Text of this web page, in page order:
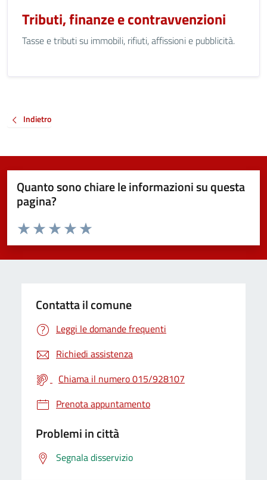
Tributi, finanze e contravvenzioni
Tasse e tributi su immobili, rifiuti, affissioni e pubblicità.
Indietro
Quanto sono chiare le informazioni su questa
pagina?
Valuta da 1 a 5 stelle la pagina
Valuta 5 stelle su 5
Valuta 4 stelle su 5
Valuta 3 stelle su 5
Valuta 2 stelle su 5
Valuta 1 stelle su 5
Contatta il comune
Leggi le domande frequenti
Richiedi assistenza
Chiama il numero 015/928107
Prenota appuntamento
Problemi in città
Segnala disservizio